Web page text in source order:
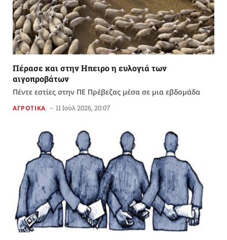
Πέρασε και στην Ηπειρο η ευλογιά των
αιγοπροβάτων
Πέντε εστίες στην ΠΕ Πρέβεζας μέσα σε μια εβδομάδα
ΑΓΡΟΤΙΚΑ 11 Ιούλ 2026, 20:07